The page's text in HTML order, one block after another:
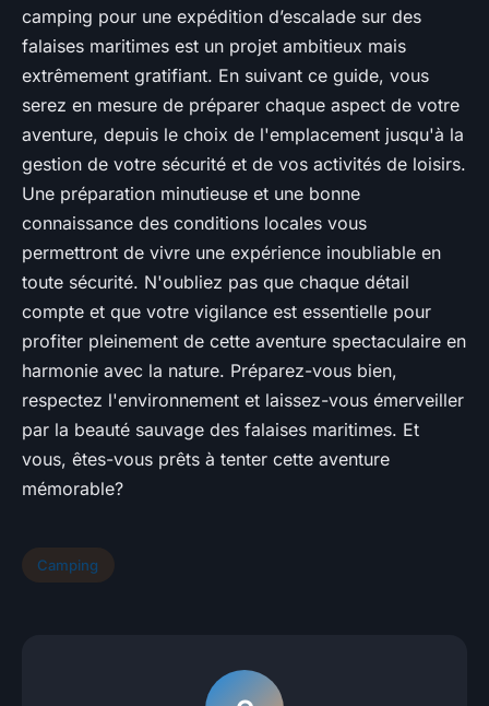
camping pour une expédition d’escalade sur des
falaises maritimes est un projet ambitieux mais
extrêmement gratifiant. En suivant ce guide, vous
serez en mesure de préparer chaque aspect de votre
aventure, depuis le choix de l'emplacement jusqu'à la
gestion de votre sécurité et de vos activités de loisirs.
Une préparation minutieuse et une bonne
connaissance des conditions locales vous
permettront de vivre une expérience inoubliable en
toute sécurité. N'oubliez pas que chaque détail
compte et que votre vigilance est essentielle pour
profiter pleinement de cette aventure spectaculaire en
harmonie avec la nature. Préparez-vous bien,
respectez l'environnement et laissez-vous émerveiller
par la beauté sauvage des falaises maritimes. Et
vous, êtes-vous prêts à tenter cette aventure
mémorable?
Camping